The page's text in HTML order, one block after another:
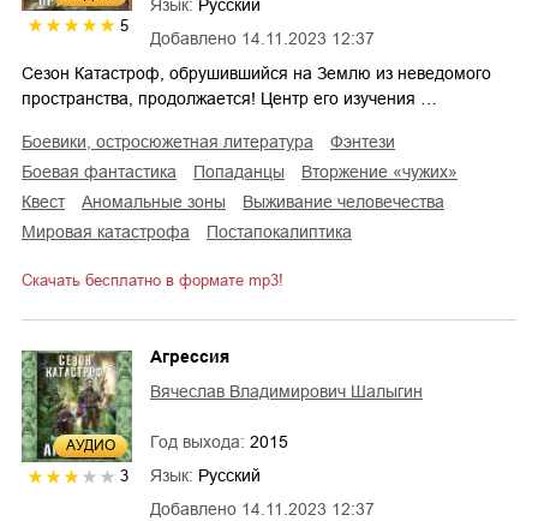
5
Добавлено 14.11.2023 12:37
Язык: Русский
Сезон Катастроф, обрушившийся на Землю из неведомого
пространства, продолжается! Центр его изучения …
боевики, остросюжетная литература
фэнтези
боевая фантастика
попаданцы
вторжение «чужих»
квест
аномальные зоны
выживание человечества
мировая катастрофа
постапокалиптика
Скачать бесплатно в формате mp3!
AУДИО
3
Добавлено 14.11.2023 12:37
Агрессия
Вячеслав Владимирович Шалыгин
Год выхода: 2015
Язык: Русский